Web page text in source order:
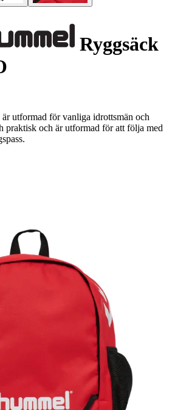
Ryggsäck
utformad för vanliga idrottsmän och
praktisk och är utformad för att följa med